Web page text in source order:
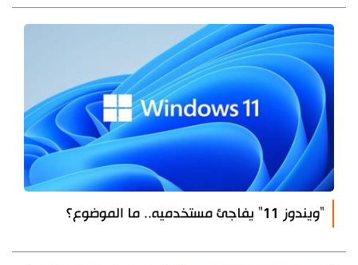
"ويندوز 11" يفاجئ مستخدميه.. ما الموضوع؟